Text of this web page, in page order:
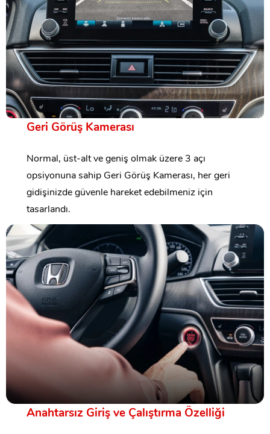
Geri Görüş Kamerası
Normal, üst-alt ve geniş olmak üzere 3 açı
opsiyonuna sahip Geri Görüş Kamerası, her geri
gidişinizde güvenle hareket edebilmeniz için
tasarlandı.
Anahtarsız Giriş ve Çalıştırma Özelliği